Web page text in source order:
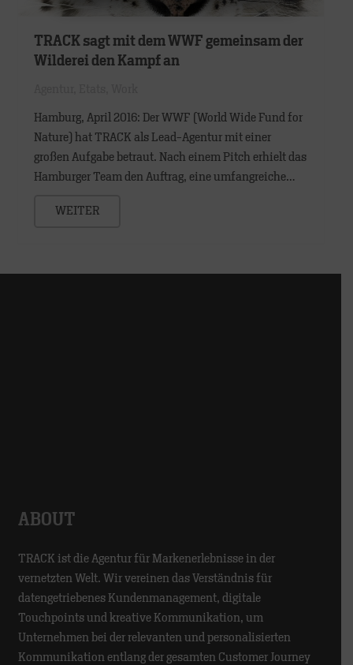
TRACK sagt mit dem WWF gemeinsam der
Wilderei den Kampf an
Hamburg, April 2016: Der WWF (World Wide Fund for
Nature) hat TRACK als Lead-Agentur mit einer
großen Aufgabe betraut. Nach einem Pitch erhielt das
Hamburger Team den Auftrag, eine umfangreiche…
WEITER
ABOUT
TRACK ist die Agentur für Markenerlebnisse in der
vernetzten Welt. Wir vereinen das Verständnis für
datengetriebenes Kundenmanagement, digitale
Touchpoints und kreative Kommunikation, um
Unternehmen bei der relevanten und personalisierten
Kommunikation entlang der gesamten Customer Journey